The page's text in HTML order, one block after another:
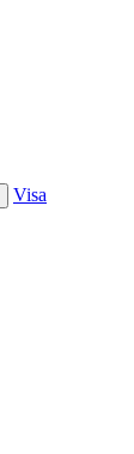
Visa